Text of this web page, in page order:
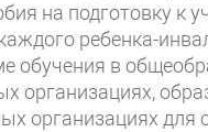
на подготовку к
ребенка-
обучения в
организациях,
организациях